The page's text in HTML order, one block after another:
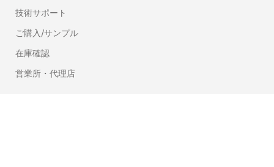
技術サポート
ご購入/サンプル
在庫確認
営業所・代理店